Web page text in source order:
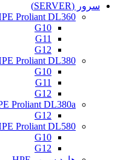
سرور (SERVER)
Proliant DL360
G10
G11
G12
Proliant DL380
G10
G11
G12
Proliant DL380a
G12
Proliant DL580
G10
G12